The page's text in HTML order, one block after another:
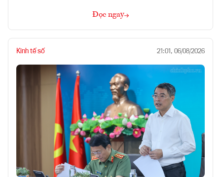
Đọc ngay
Kinh tế số 21:01, 06/08/2026